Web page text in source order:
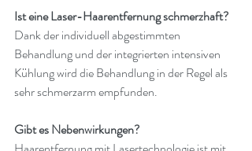
Ist eine Laser-Haarentfernung schmerzhaft?
Dank der individuell abgestimmten
Behandlung und der integrierten intensiven
Kühlung wird die Behandlung in der Regel als
sehr schmerzarm empfunden.
Gibt es Nebenwirkungen?